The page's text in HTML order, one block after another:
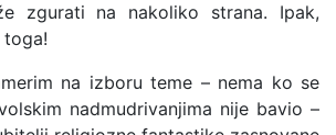
zgurati na nakoliko strana. Ipak,
na izboru teme – nema ko se
nadmudrivanjima nije bavio –